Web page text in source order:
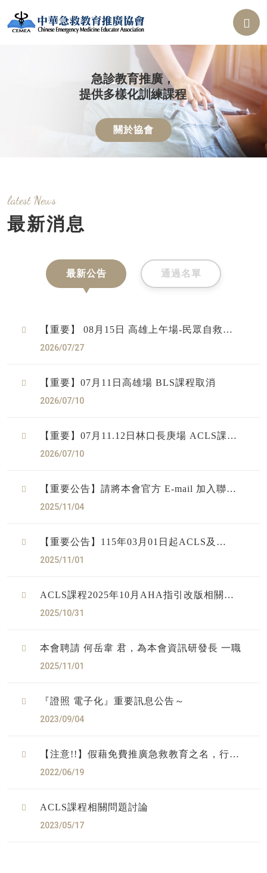
急診教育推廣，
提供多樣化訓練課程
關於協會
latest News
最新消息
最新公告 通過名單
【重要】 08月15日 高雄上午場-民眾自救訓
2026/07/27
【重要】07月11日高雄場 BLS課程取消
2026/07/10
【重要】07月11.12日林口長庚場 ACLS課程
2026/07/10
【重要公告】請將本會官方 E-mail 加入聯絡
2025/11/04
【重要公告】115年03月01日起ACLS及
2025/11/01
ACLS課程2025年10月AHA指引改版相關事
2025/10/31
本會聘請 何岳韋 君，為本會資訊研發長 一職
2025/11/01
『證照 電子化』重要訊息公告～
2023/09/04
【注意!!】假藉免費推廣急救教育之名，行推
2022/06/19
ACLS課程相關問題討論
2023/05/17